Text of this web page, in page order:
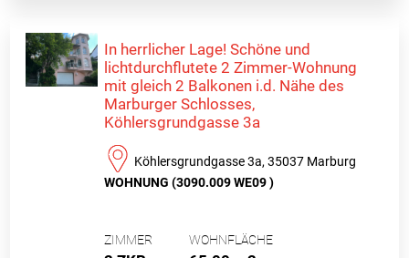
In herrlicher Lage! Schöne und
lichtdurchflutete 2 Zimmer-Wohnung
mit gleich 2 Balkonen i.d. Nähe des
Marburger Schlosses,
Köhlersgrundgasse 3a
Köhlersgrundgasse 3a, 35037 Marburg
WOHNUNG (3090.009 WE09 )
ZIMMER WOHNFLÄCHE